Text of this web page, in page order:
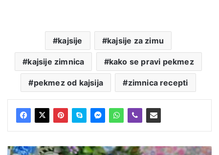
kajsije kajsije za zimu
kajsije zimnica kako se pravi pekmez
pekmez od kajsija zimnica recepti
Jako